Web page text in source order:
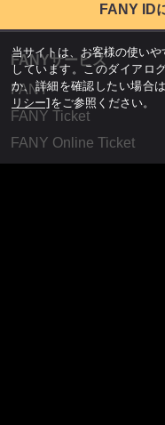
FANY ID
FANYサービス
FANY
FANY Ticket
FANY Online Ticket
当サイトは、お客様の使い
しています。このダイアロ
か、詳細を確認したい場合は
リシー]をご参照ください。